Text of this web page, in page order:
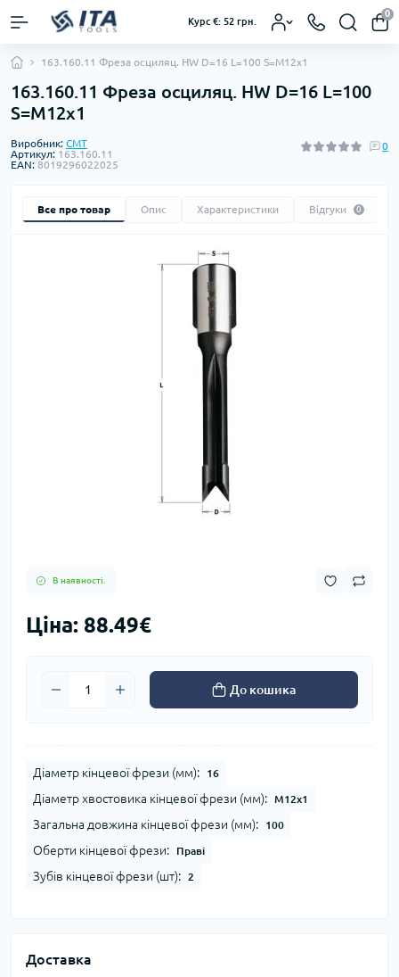
Курс €: 52 грн.
0
163.160.11 Фреза осциляц. HW D=16 L=100 S=M12x1
163.160.11 Фреза осциляц. HW D=16 L=100
S=M12x1
Виробник: CMT
Артикул: 163.160.11
EAN: 8019296022025
0
Все про товар Опис Характеристики Відгуки 0
В наявності.
Ціна: 88.49€
До кошика
Діаметр кінцевої фрези (мм): 16
Діаметр хвостовика кінцевої фрези (мм): M12x1
Загальна довжина кінцевої фрези (мм): 100
Оберти кінцевої фрези: Праві
Зубів кінцевої фрези (шт): 2
Доставка